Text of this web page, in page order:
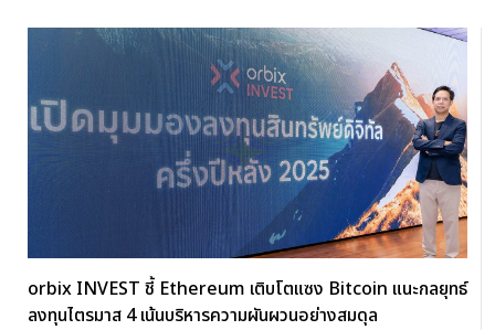
orbix INVEST ชี้ Ethereum เติบโตแซง Bitcoin แนะกลยุทธ์
ลงทุนไตรมาส 4 เน้นบริหารความผันผวนอย่างสมดุล